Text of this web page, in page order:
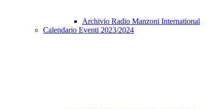
Archivio Radio Manzoni International
Calendario Eventi 2023/2024